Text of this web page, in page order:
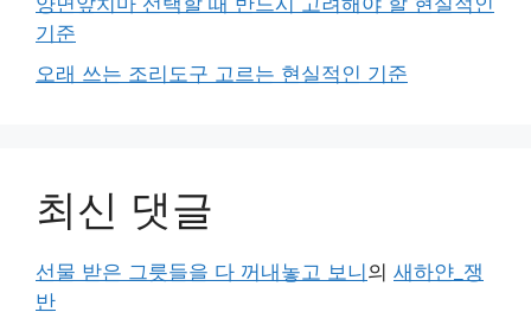
기준
오래 쓰는 조리도구 고르는 현실적인 기준
최신 댓글
선물 받은 그릇들을 다 꺼내놓고 보니의 새하얀_쟁
반